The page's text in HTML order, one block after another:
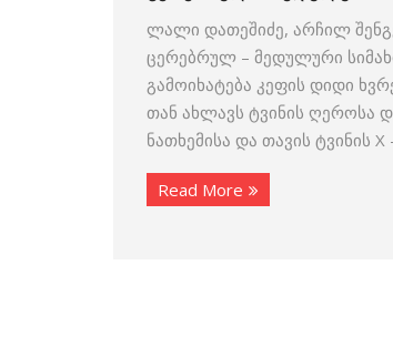
ლალი დათეშიძე, არჩილ
ცერებრულ – მედულური
გამოიხატება კეფის დიდი
თან ახლავს ტვინის ღეროსა
ნათხემისა და თავის ტვინის
Read More